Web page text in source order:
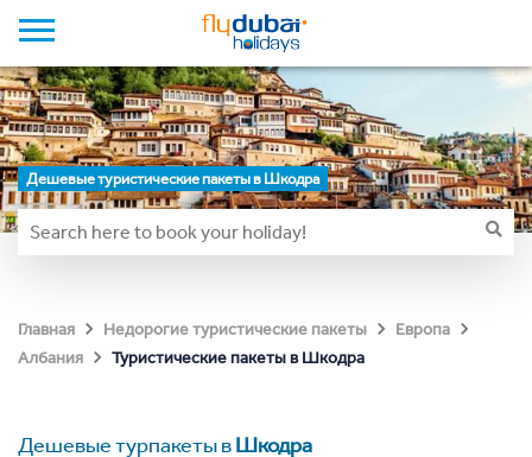
Дешевые туристические пакеты в Шкодра
Главная Недорогие туристические пакеты
Европа
Албания
Туристические пакеты в Шкодра
Дешевые турпакеты вШкодра